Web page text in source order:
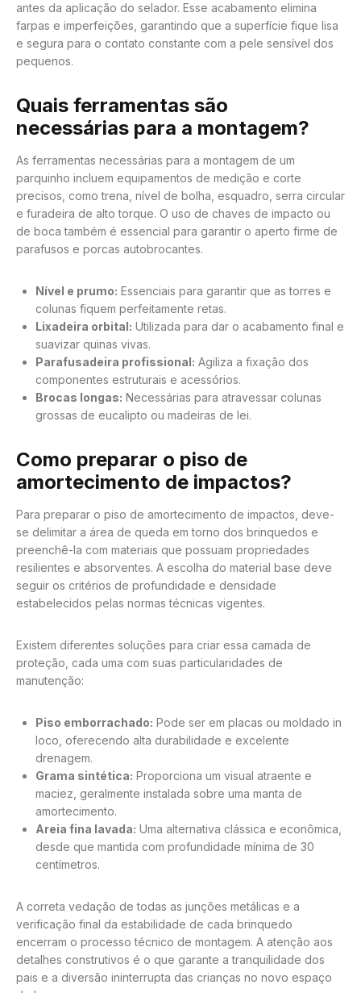
antes da aplicação do selador. Esse acabamento elimina
farpas e imperfeições, garantindo que a superfície fique lisa
e segura para o contato constante com a pele sensível dos
pequenos.
Quais ferramentas são
necessárias para a montagem?
As ferramentas necessárias para a montagem de um
parquinho incluem equipamentos de medição e corte
precisos, como trena, nível de bolha, esquadro, serra circular
e furadeira de alto torque. O uso de chaves de impacto ou
de boca também é essencial para garantir o aperto firme de
parafusos e porcas autobrocantes.
Nível e prumo: Essenciais para garantir que as torres e
colunas fiquem perfeitamente retas.
Lixadeira orbital: Utilizada para dar o acabamento final e
suavizar quinas vivas.
Parafusadeira profissional: Agiliza a fixação dos
componentes estruturais e acessórios.
Brocas longas: Necessárias para atravessar colunas
grossas de eucalipto ou madeiras de lei.
Como preparar o piso de
amortecimento de impactos?
Para preparar o piso de amortecimento de impactos, deve-
se delimitar a área de queda em torno dos brinquedos e
preenchê-la com materiais que possuam propriedades
resilientes e absorventes. A escolha do material base deve
seguir os critérios de profundidade e densidade
estabelecidos pelas normas técnicas vigentes.
Existem diferentes soluções para criar essa camada de
proteção, cada uma com suas particularidades de
manutenção:
Piso emborrachado: Pode ser em placas ou moldado in
loco, oferecendo alta durabilidade e excelente
drenagem.
Grama sintética: Proporciona um visual atraente e
maciez, geralmente instalada sobre uma manta de
amortecimento.
Areia fina lavada: Uma alternativa clássica e econômica,
desde que mantida com profundidade mínima de 30
centímetros.
A correta vedação de todas as junções metálicas e a
verificação final da estabilidade de cada brinquedo
encerram o processo técnico de montagem. A atenção aos
detalhes construtivos é o que garante a tranquilidade dos
pais e a diversão ininterrupta das crianças no novo espaço